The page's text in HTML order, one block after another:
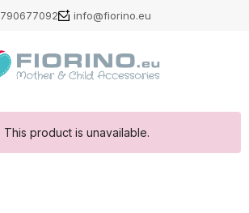
790677092 info@fiorino.eu
This product is unavailable.